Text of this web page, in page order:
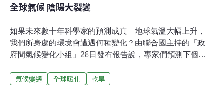
全球氣候 陰陽大裂變
如果未來數十年科學家的預測成真，地球氣溫大幅上升，
我們所身處的環境會遭遇何種變化？由聯合國主持的「政
府間氣候變化小組」28日發布報告說，專家們預測下個世
增加石油和天然氣的生產量，較溫暖的海水也有助於漁
氣候變遷 全球暖化 乾旱